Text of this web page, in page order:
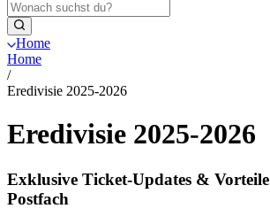
Home
Home
/
Eredivisie 2025-2026
Eredivisie 2025-2026
Exklusive Ticket-Updates &
Postfach